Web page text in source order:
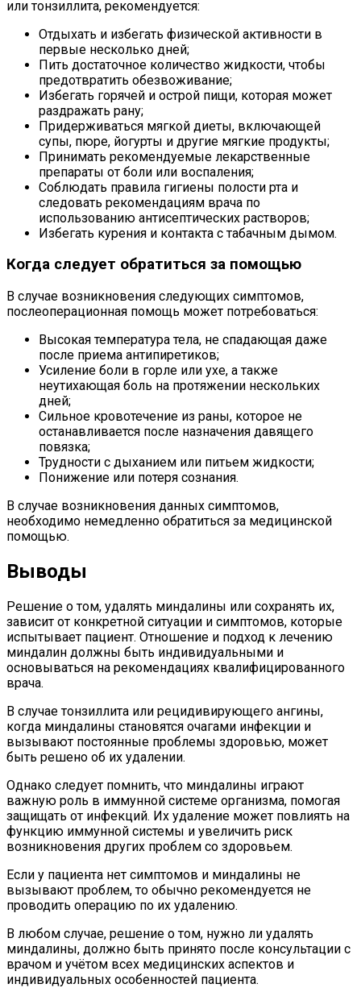
или тонзиллита, рекомендуется:
Отдыхать и избегать физической активности в
первые несколько дней;
Пить достаточное количество жидкости, чтобы
предотвратить обезвоживание;
Избегать горячей и острой пищи, которая может
раздражать рану;
Придерживаться мягкой диеты, включающей
супы, пюре, йогурты и другие мягкие продукты;
Принимать рекомендуемые лекарственные
препараты от боли или воспаления;
Соблюдать правила гигиены полости рта и
следовать рекомендациям врача по
использованию антисептических растворов;
Избегать курения и контакта с табачным дымом.
Когда следует обратиться за помощью
В случае возникновения следующих симптомов,
послеоперационная помощь может потребоваться:
Высокая температура тела, не спадающая даже
после приема антипиретиков;
Усиление боли в горле или ухе, а также
неутихающая боль на протяжении нескольких
дней;
Сильное кровотечение из раны, которое не
останавливается после назначения давящего
повязка;
Трудности с дыханием или питьем жидкости;
Понижение или потеря сознания.
В случае возникновения данных симптомов,
необходимо немедленно обратиться за медицинской
помощью.
Выводы
Решение о том, удалять миндалины или сохранять их,
зависит от конкретной ситуации и симптомов, которые
испытывает пациент. Отношение и подход к лечению
миндалин должны быть индивидуальными и
основываться на рекомендациях квалифицированного
врача.
В случае тонзиллита или рецидивирующего ангины,
когда миндалины становятся очагами инфекции и
вызывают постоянные проблемы здоровью, может
быть решено об их удалении.
Однако следует помнить, что миндалины играют
важную роль в иммунной системе организма, помогая
защищать от инфекций. Их удаление может повлиять на
функцию иммунной системы и увеличить риск
возникновения других проблем со здоровьем.
Если у пациента нет симптомов и миндалины не
вызывают проблем, то обычно рекомендуется не
проводить операцию по их удалению.
В любом случае, решение о том, нужно ли удалять
миндалины, должно быть принято после консультации с
врачом и учётом всех медицинских аспектов и
индивидуальных особенностей пациента.